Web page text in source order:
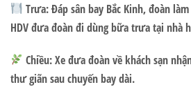
Trưa:Đáp sân bay Bắc Kinh, đoàn
HDV đưa đoàn đi dùng bữa trưa tại nhà
Chiều:Xe đưa đoàn về khách sạn
thư giãn sau chuyến bay dài.